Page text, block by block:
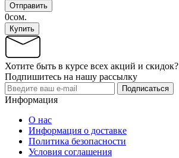
Отправить
0сом.
Купить
Хотите быть в курсе всех акций и скидок?
Подпишитесь на нашу рассылку
Подписаться
Информация
О нас
Информация о доставке
Политика безопасности
Условия соглашения